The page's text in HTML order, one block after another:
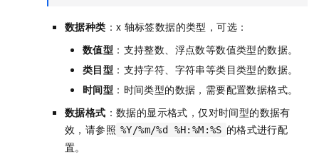
数据种类 ：x 轴标签数据的类型，可选：
数值型 ：支持整数、浮点数等数值类型的数据。
类目型 ：支持字符、字符串等类目类型的数据。
时间型 ：时间类型的数据，需要配置数据格式。
数据格式 ：数据的显示格式，仅对时间型的数据有
效，请参照 %Y/%m/%d %H:%M:%S 的格式进行配
置。